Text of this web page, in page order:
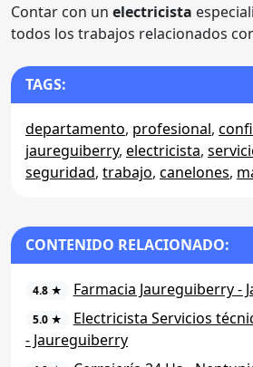
Contar con un electricista
todos los trabajos relacionados
TAGS:
departamento, profesional,
jaureguiberry, electricista,
seguridad, trabajo, canelones,
CONTENIDO RELACIONADO:
4.8 ★ Farmacia Jaureguiberry -
5.0 ★
Electricista Servicios
- Jaureguiberry